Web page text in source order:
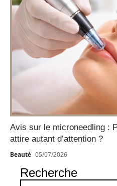
Avis sur le microneedling :
attire autant d’attention ?
Beauté 05/07/2026
Recherche